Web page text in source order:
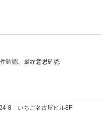
確認、最終意思確認
8 いちご名古屋ビル8F